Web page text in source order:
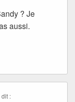
? Je
aussi.
dit :